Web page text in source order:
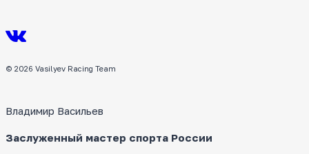
© 2026 Vasilyev Racing Team
Владимир Васильев
Заслуженный мастер спорта России